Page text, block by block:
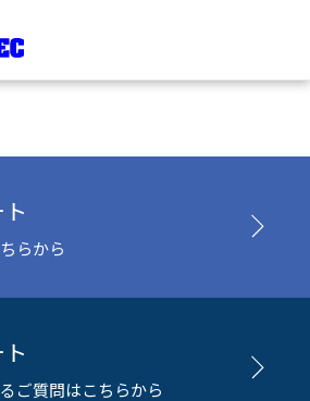
らから
ご質問はこちらから